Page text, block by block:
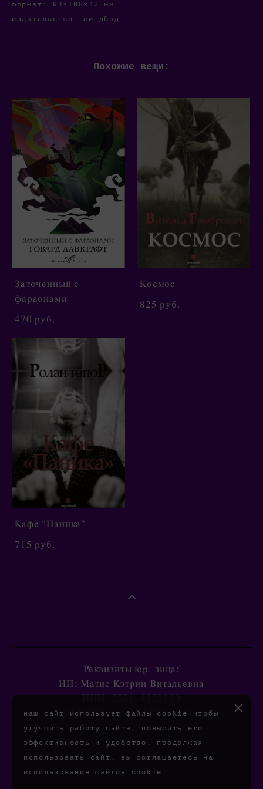
формат: 84×108х32 мм
издательство: синдбад
Похожие вещи:
Заточенный с
фараонами
470 pуб.
Космос
825 pуб.
Кафе "Паника"
715 pуб.
Реквизиты юр. лица:
ИП: Матис Кэтрин Витальевна
ИНН: 550114302850
ОГРНИП: 325554300007919
© 2026. к к
сайт от vigbo
наш сайт использует файлы cookie чтобы
улучшить работу сайта, повысить его
эффективность и удобство. продолжая
использовать сайт, вы соглашаетесь на
использование файлов cookie.